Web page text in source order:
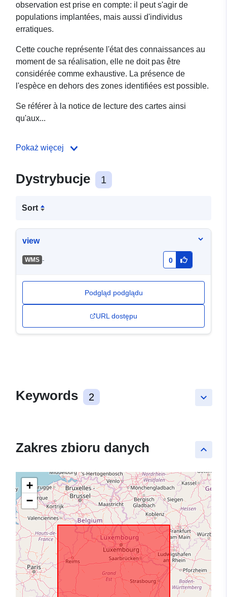
observation est prise en compte: il peut s'agir de
populations implantées, mais aussi d'individus
erratiques.
Cette couche représente l'état des connaissances au
moment de sa réalisation, elle ne doit pas être
considérée comme exhaustive. La présence de
l'espèce en dehors des zones identifiées est possible.
Se référer à la notice de lecture des cartes ainsi
qu'aux...
Pokaż więcej
Dystrybucje 1
Sort
view
WMS - 0
Podgląd podglądu
URL dostępu
keyboard_arrow_down
Keywords 2
keyboard_arrow_up
Zakres zbioru danych
+
−